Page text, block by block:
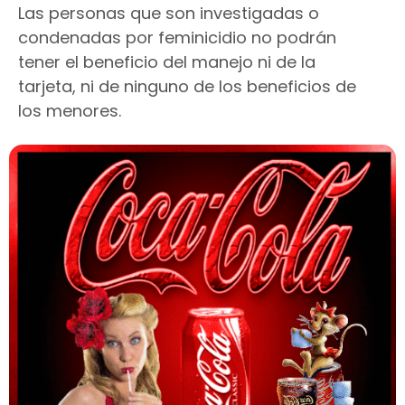
Las personas que son investigadas o
condenadas por feminicidio no podrán
tener el beneficio del manejo ni de la
tarjeta, ni de ninguno de los beneficios de
los menores.